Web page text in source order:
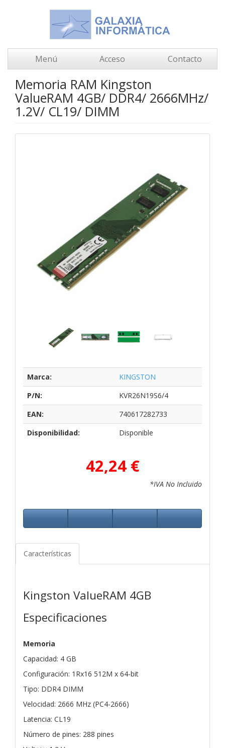
Menú Acceso Contacto
Memoria RAM Kingston
ValueRAM 4GB/ DDR4/ 2666MHz/
1.2V/ CL19/ DIMM
Marca:
KINGSTON
P/N:
KVR26N19S6/4
EAN:
740617282733
Disponibilidad:
Disponible
42,24 €
*IVA No Incluido
Características
Kingston ValueRAM 4GB
Especificaciones
Memoria
Capacidad: 4 GB
Configuración: 1Rx16 512M x 64-bit
Tipo: DDR4 DIMM
Velocidad: 2666 MHz (PC4-2666)
Latencia: CL19
Número de pines: 288 pines